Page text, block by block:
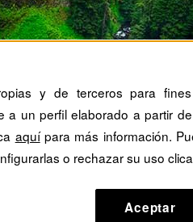
y de terceros para
a un perfil elaborado a partir
aquípara más información.
o rechazar su uso
Aceptar